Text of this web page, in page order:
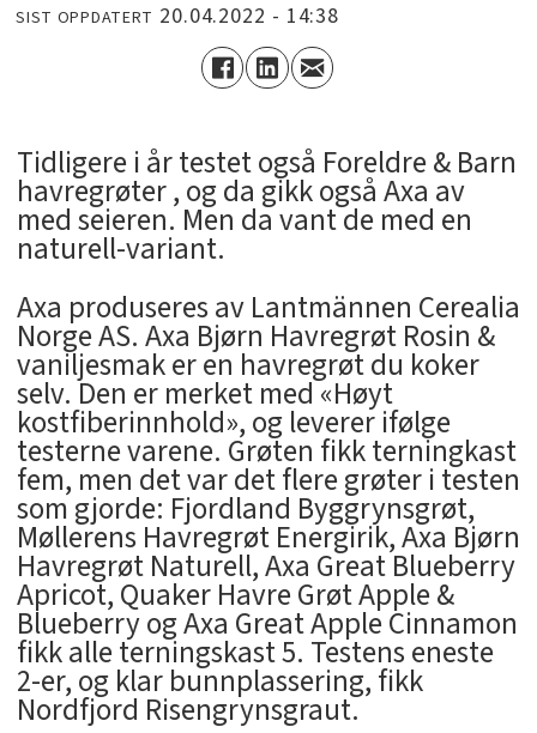
SIST OPPDATERT 20.04.2022 - 14:38
Tidligere i år testet også Foreldre & Barn
havregrøter , og da gikk også Axa av
med seieren. Men da vant de med en
naturell-variant.
Axa produseres av Lantmännen Cerealia
Norge AS. Axa Bjørn Havregrøt Rosin &
vaniljesmak er en havregrøt du koker
selv. Den er merket med «Høyt
kostfiberinnhold», og leverer ifølge
testerne varene. Grøten fikk terningkast
fem, men det var det flere grøter i testen
som gjorde: Fjordland Byggrynsgrøt,
Møllerens Havregrøt Energirik, Axa Bjørn
Havregrøt Naturell, Axa Great Blueberry
Apricot, Quaker Havre Grøt Apple &
Blueberry og Axa Great Apple Cinnamon
fikk alle terningskast 5. Testens eneste
2-er, og klar bunnplassering, fikk
Nordfjord Risengrynsgraut.